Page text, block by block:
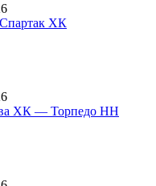
ХК
ХК — Торпедо НН